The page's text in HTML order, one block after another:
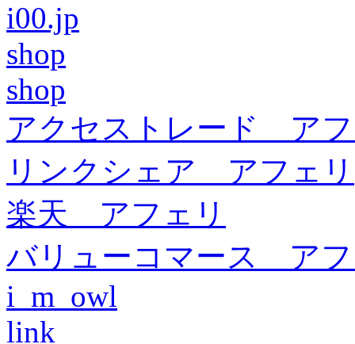
i00.jp
shop
shop
アクセストレード ア
リンクシェア アフェリ
楽天 アフェリ
バリューコマース ア
i_m_owl
link